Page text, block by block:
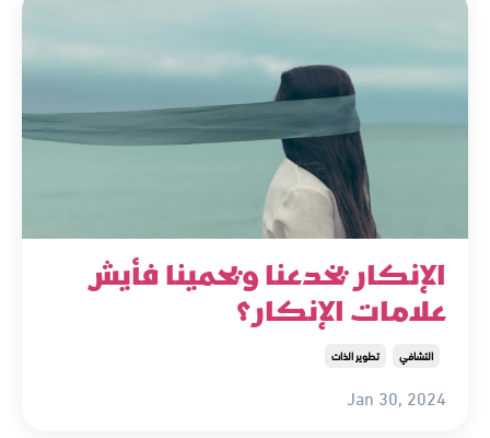
الإنكار يخدعنا ويحمينا فأيش
علامات الإنكار؟
التشافي تطوير الذات
Jan 30, 2024